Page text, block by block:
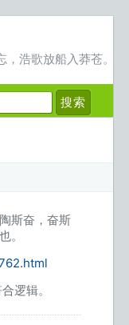
浩歌放船入莽苍。
斯奋，奋斯
。
逻辑。